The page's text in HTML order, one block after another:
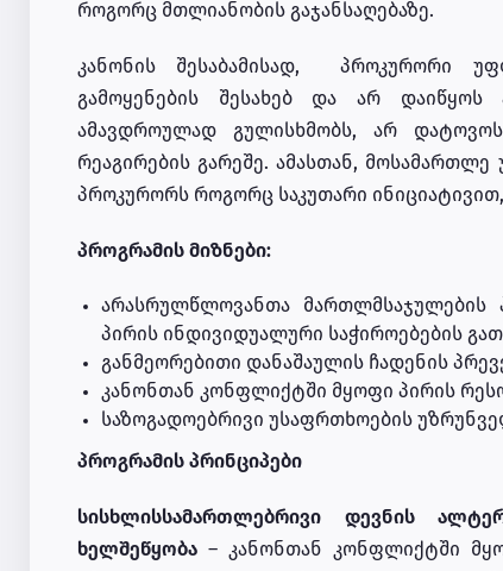
როგორც მთლიანობის გაჯანსაღებაზე.
კანონის შესაბამისად, პროკურორი
გამოყენების შესახებ და არ დაიწყოს
ამავდროულად გულისხმობს, არ
რეაგირების გარეშე. ამასთან,
პროკურორს როგორც საკუთარი
პროგრამის მიზნები:
არასრულწლოვანთა მართლმსაჯულების
პირის ინდივიდუალური საჭიროებების
განმეორებითი დანაშაულის ჩადენის
კანონთან კონფლიქტში მყოფი პირის
საზოგადოებრივი უსაფრთხოების
პროგრამის პრინციპები
სისხლისსამართლებრივი დევნის
ხელშეწყობა– კანონთან კონფლიქტში